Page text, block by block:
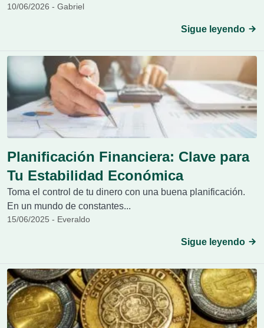
10/06/2026 - Gabriel
Sigue leyendo
Planificación Financiera: Clave para
Tu Estabilidad Económica
Toma el control de tu dinero con una buena planificación.
En un mundo de constantes...
15/06/2025 - Everaldo
Sigue leyendo